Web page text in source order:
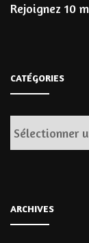
Rejoignez 10
CATÉGORIES
Catégories
ARCHIVES